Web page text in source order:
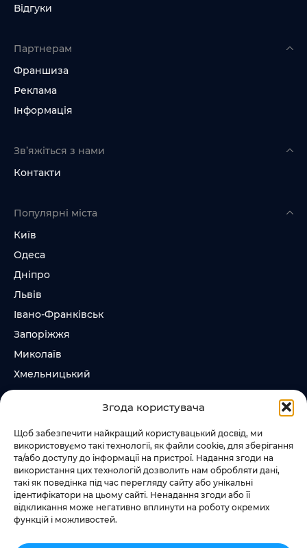
Згода користувача
Щоб забезпечити найкращий користувацький досвід, ми
використовуємо такі технології, як файли cookie, для зберігання
та/або доступу до інформації на пристрої. Надання згоди на
використання цих технологій дозволить нам обробляти дані,
такі як поведінка під час перегляду сайту або унікальні
ідентифікатори на цьому сайті. Ненадання згоди або її
відкликання може негативно вплинути на роботу окремих
функцій і можливостей.
Відгуки
Партнерам
Франшиза
Реклама
Інформація
Зв’яжіться з нами
Контакти
Популярні міста
Київ
Одеса
Дніпро
Львів
Івано-Франківськ
Запоріжжя
Миколаїв
Хмельницький
Суми
Слідкувати за нами
+38 073 185 81 11
+38 067 457 86 44